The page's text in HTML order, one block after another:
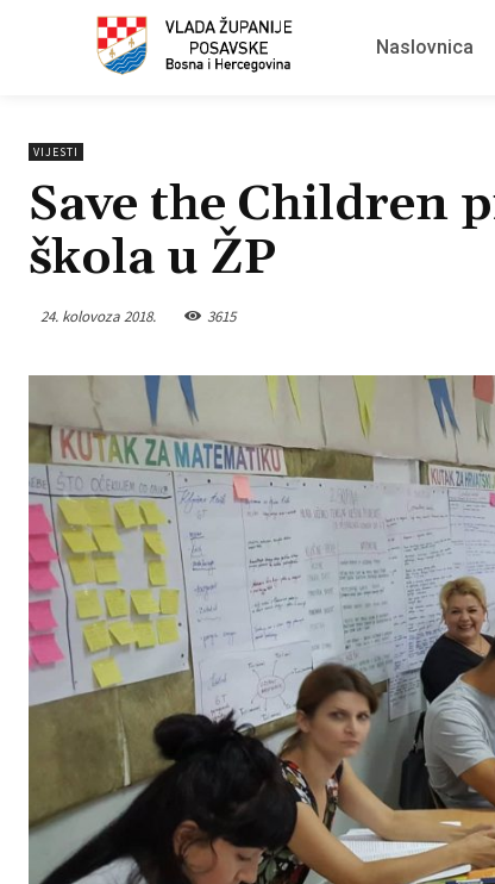
Naslovnica
VIJESTI
Save the Children
škola u ŽP
24. kolovoza 2018. 3615